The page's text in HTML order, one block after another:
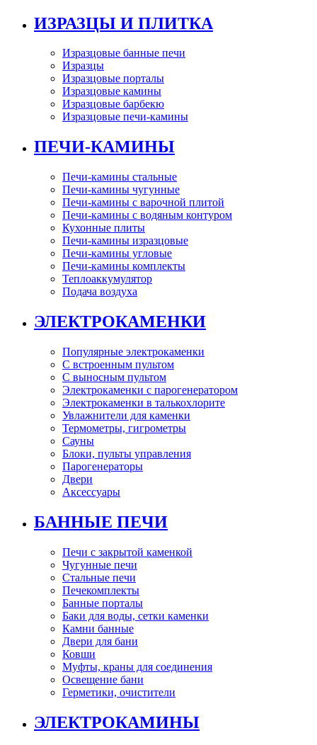
ИЗРАЗЦЫ И ПЛИТКА
Изразцовые банные печи
Изразцы
Изразцовые порталы
Изразцовые камины
Изразцовые барбекю
Изразцовые печи-камины
ПЕЧИ-КАМИНЫ
Печи-камины стальные
Печи-камины чугунные
Печи-камины с варочной плитой
Печи-камины с водяным контуром
Кухонные плиты
Печи-камины изразцовые
Печи-камины угловые
Печи-камины комплекты
Теплоаккумулятор
Подача воздуха
ЭЛЕКТРОКАМЕНКИ
Популярные электрокаменки
С встроенным пультом
С выносным пультом
Электрокаменки с парогенератором
Электрокаменки в талькохлорите
Увлажнители для каменки
Термометры, гигрометры
Сауны
Блоки, пульты управления
Парогенераторы
Двери
Аксессуары
БАННЫЕ ПЕЧИ
Печи с закрытой каменкой
Чугунные печи
Стальные печи
Печекомплекты
Банные порталы
Баки для воды, сетки каменки
Камни банные
Двери для бани
Ковши
Муфты, краны для соединения
Освещение бани
Герметики, очистители
ЭЛЕКТРОКАМИНЫ